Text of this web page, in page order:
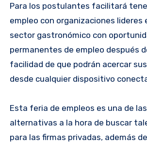
Para los postulantes facilitará
empleo con organizaciones lideres
sector gastronómico con
permanentes de empleo después
facilidad de que podrán acercar
desde cualquier dispositivo
Esta feria de empleos es una de
alternativas a la hora de buscar
para las firmas privadas, además